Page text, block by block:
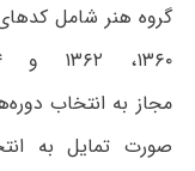
۱۳۶۰،
۱۳۶۲ و
مجاز به انتخاب
صورت تمایل به